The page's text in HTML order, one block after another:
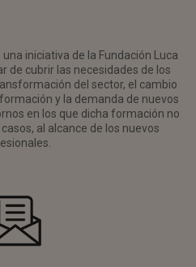
iniciativa de la Fundación Luca
de cubrir las necesidades de los
del sector, el cambio
y la demanda de nuevos
en los que dicha formación no
al alcance de los nuevos